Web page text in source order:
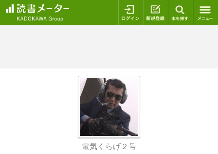
ログイン 新規登録
電気くらげ２号